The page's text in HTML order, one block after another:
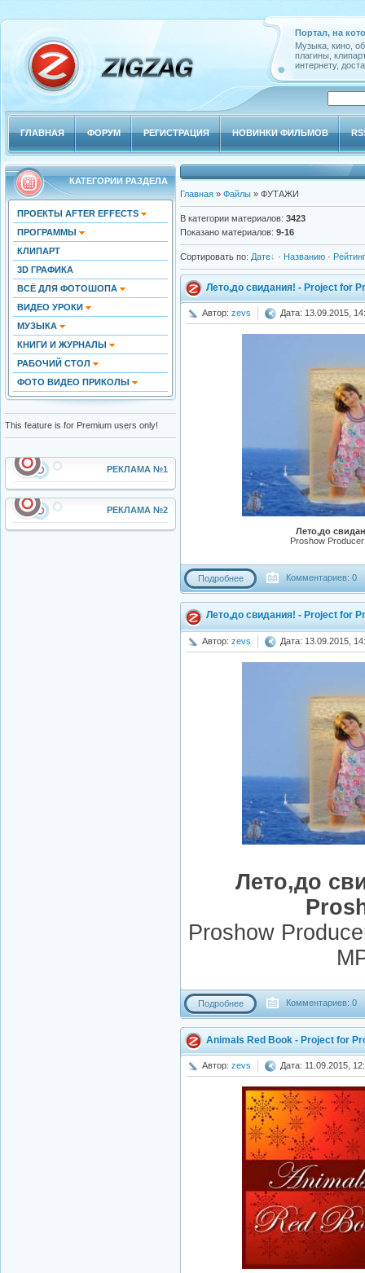
Портал, на
Музыка, кино,
плагины,
интернету,
ГЛАВНАЯ ФОРУМ РЕГИСТРАЦИЯ НОВИНКИ ФИЛЬМОВ
КАТЕГОРИИ РАЗДЕЛА
ПРОЕКТЫ AFTER EFFECTS
ПРОГРАММЫ
КЛИПАРТ
3D ГРАФИКА
ВСЁ ДЛЯ ФОТОШОПА
ВИДЕО УРОКИ
МУЗЫКА
КНИГИ И ЖУРНАЛЫ
РАБОЧИЙ СТОЛ
ФОТО ВИДЕО ПРИКОЛЫ
This feature is for Premium users only!
РЕКЛАМА №1
РЕКЛАМА №2
Главная » Файлы » ФУТАЖИ
В категории материалов: 3423
Показано материалов: 9-16
Сортировать по: Дате · Названию ·
Лето,до свидания! - Project for
Автор: zevs Дата: 13.09.2015,
Лето,до
Proshow
Подробнее Комментариев: 0
Лето,до свидания! - Project for
Автор: zevs Дата: 13.09.2015,
Лето,до
Proshow
Подробнее Комментариев: 0
Animals Red Book - Project for
Автор: zevs Дата: 11.09.2015,